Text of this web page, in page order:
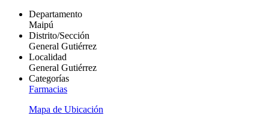
Departamento
Maipú
Distrito/Sección
General Gutiérrez
Localidad
General Gutiérrez
Categorías
Farmacias
Mapa de Ubicación